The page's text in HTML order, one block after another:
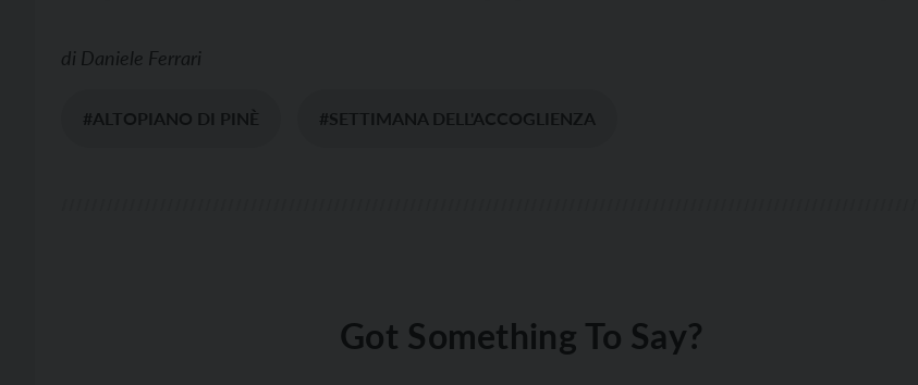
di Daniele Ferrari
#ALTOPIANO DI PINÈ #SETTIMANA DELL'ACCOGLIENZA
Got Something To Say?